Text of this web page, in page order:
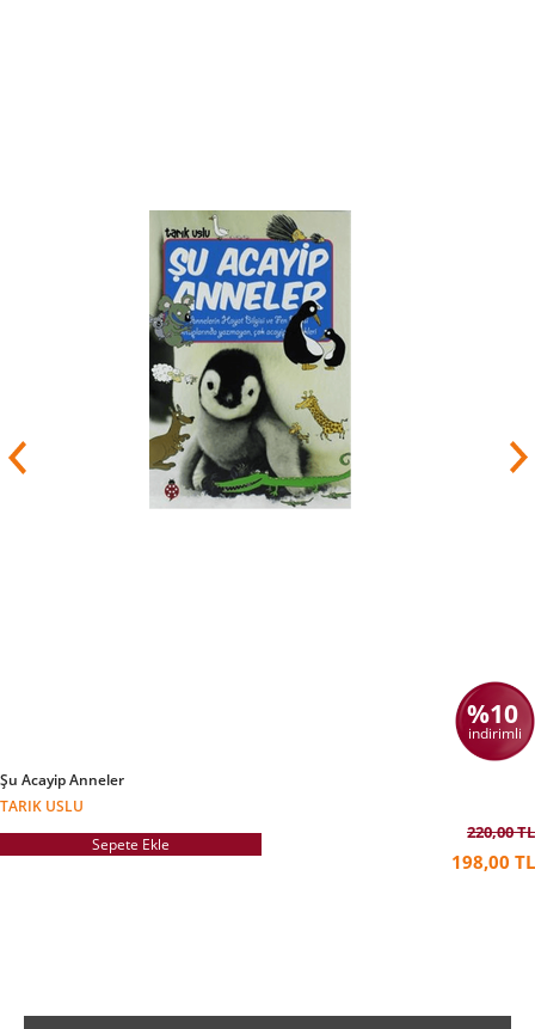
%10
indirimli
Şu Acayip Anneler
TARIK USLU
Sepete Ekle
220,00 TL
198,00 TL